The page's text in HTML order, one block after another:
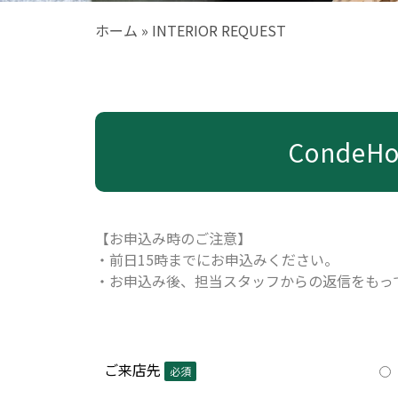
ホーム » INTERIOR REQUEST
【お申込み時のご注意】
・前日15時までにお申込みください。
・お申込み後、担当スタッフからの返信をも
ご来店先 必須